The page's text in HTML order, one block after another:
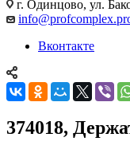
г. Одинцово, ул.
Вконтакте
374018,